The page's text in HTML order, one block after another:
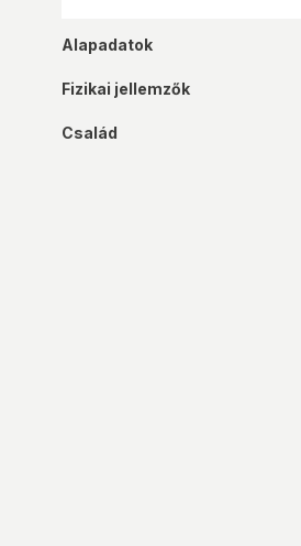
Alapadatok
Fizikai jellemzők
Család